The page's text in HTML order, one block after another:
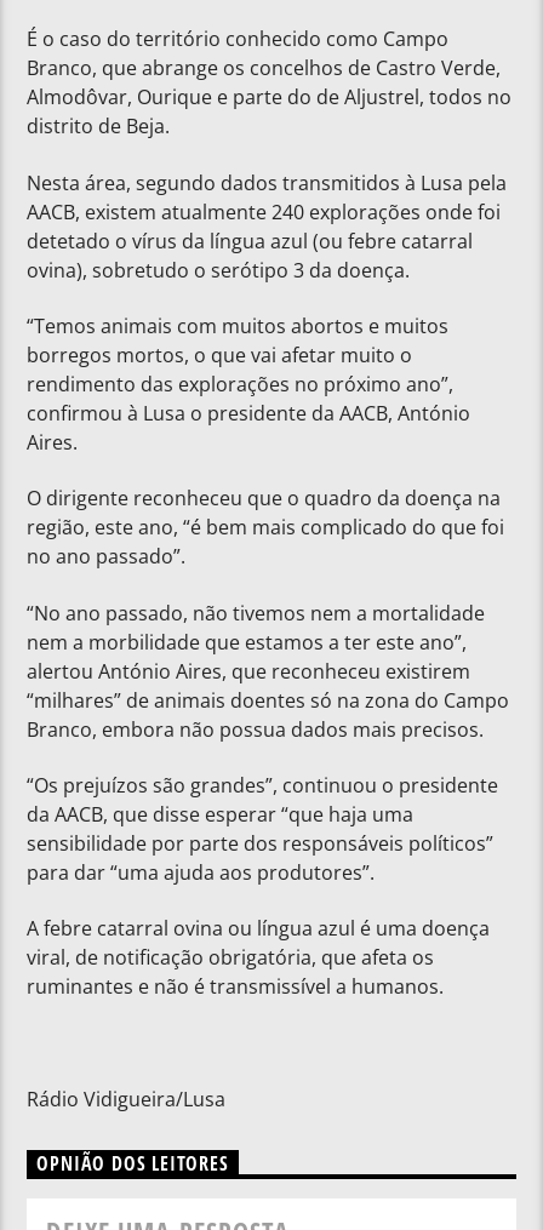
É o caso do território conhecido como Campo
Branco, que abrange os concelhos de Castro Verde,
Almodôvar, Ourique e parte do de Aljustrel, todos no
distrito de Beja.
Nesta área, segundo dados transmitidos à Lusa pela
AACB, existem atualmente 240 explorações onde foi
detetado o vírus da língua azul (ou febre catarral
ovina), sobretudo o serótipo 3 da doença.
“Temos animais com muitos abortos e muitos
borregos mortos, o que vai afetar muito o
rendimento das explorações no próximo ano”,
confirmou à Lusa o presidente da AACB, António
Aires.
O dirigente reconheceu que o quadro da doença na
região, este ano, “é bem mais complicado do que foi
no ano passado”.
“No ano passado, não tivemos nem a mortalidade
nem a morbilidade que estamos a ter este ano”,
alertou António Aires, que reconheceu existirem
“milhares” de animais doentes só na zona do Campo
Branco, embora não possua dados mais precisos.
“Os prejuízos são grandes”, continuou o presidente
da AACB, que disse esperar “que haja uma
sensibilidade por parte dos responsáveis políticos”
para dar “uma ajuda aos produtores”.
A febre catarral ovina ou língua azul é uma doença
viral, de notificação obrigatória, que afeta os
ruminantes e não é transmissível a humanos.
Rádio Vidigueira/Lusa
OPNIÃO DOS LEITORES